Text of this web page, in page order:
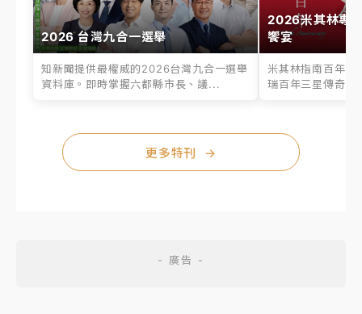
2026 台灣九合一選舉
知新聞提供最權威的2026台灣九合一選舉
資料庫。即時掌握六都縣市長、議...
2026米其林專
饗宴
米其林指南百年之
瑞百年三星傳奇、
更多特刊 →